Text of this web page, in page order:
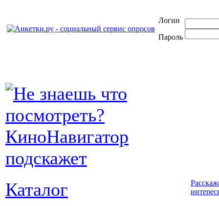
Логин
Пароль
Каталог